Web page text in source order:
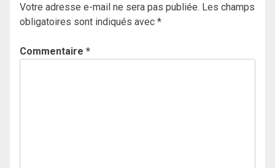
Votre adresse e-mail ne sera pas publiée. Les champs
obligatoires sont indiqués avec *
Commentaire *